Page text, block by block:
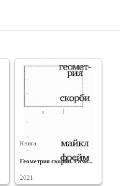
Книга
Геометрия скорби. Разм...
2021